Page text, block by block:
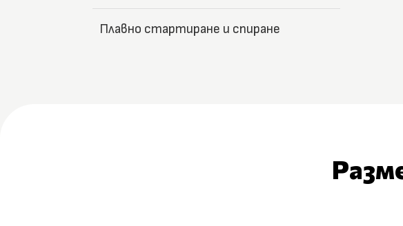
Плавно стартиране и спиране